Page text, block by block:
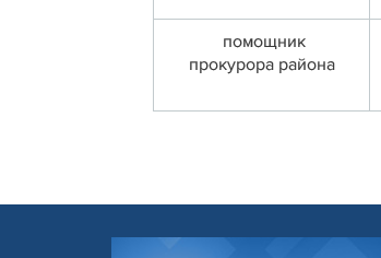
помощник
прокурора района